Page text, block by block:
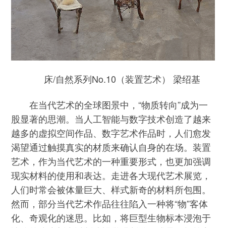
床/自然系列No.10（装置艺术） 梁绍基
在当代艺术的全球图景中，“物质转向”成为一
股显著的思潮。当人工智能与数字技术创造了越来
越多的虚拟空间作品、数字艺术作品时，人们愈发
渴望通过触摸真实的材质来确认自身的在场。装置
艺术，作为当代艺术的一种重要形式，也更加强调
现实材料的使用和表达。走进各大现代艺术展览，
人们时常会被体量巨大、样式新奇的材料所包围。
然而，部分当代艺术作品往往陷入一种将“物”客体
化、奇观化的迷思。比如，将巨型生物标本浸泡于